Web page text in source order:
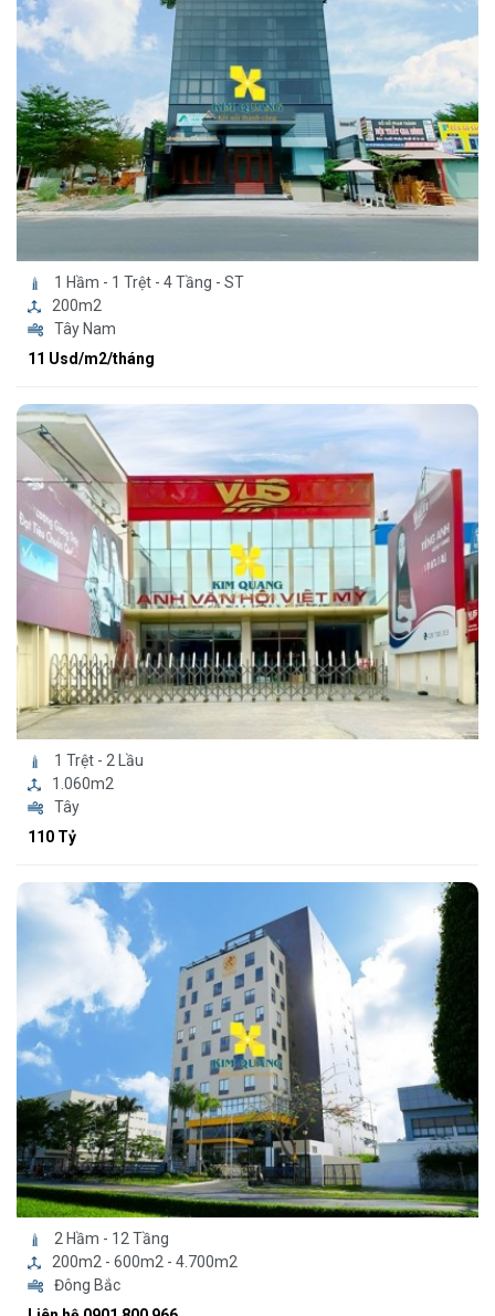
1 Hầm - 1 Trệt - 4 Tầng - ST
200m2
Tây Nam
11 Usd/m2/tháng
1 Trệt - 2 Lầu
1.060m2
Tây
110 Tỷ
2 Hầm - 12 Tầng
200m2 - 600m2 - 4.700m2
Đông Bắc